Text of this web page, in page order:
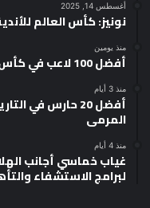
أغسطس 14, 2025
نونيز: كأس العالم
منذ يومين
أفضل 100 لاعب في كأس العالم 2026
منذ 3 أيام
أفضل 20 حارس
المرمى
منذ 4 أيام
غياب خماسي أجانب
لبرامج الاستشفاء